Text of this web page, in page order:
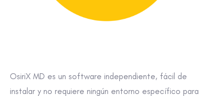
OsiriX MD es un software independiente, fácil de
instalar y no requiere ningún entorno específico para